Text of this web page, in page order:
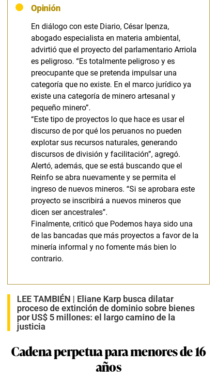
Opinión
En diálogo con este Diario, César Ipenza,
abogado especialista en materia ambiental,
advirtió que el proyecto del parlamentario Arriola
es peligroso. “Es totalmente peligroso y es
preocupante que se pretenda impulsar una
categoría que no existe. En el marco jurídico ya
existe una categoría de minero artesanal y
pequeño minero”.
“Este tipo de proyectos lo que hace es usar el
discurso de por qué los peruanos no pueden
explotar sus recursos naturales, generando
discursos de división y facilitación”, agregó.
Alertó, además, que se está buscando que el
Reinfo se abra nuevamente y se permita el
ingreso de nuevos mineros. “Si se aprobara este
proyecto se inscribirá a nuevos mineros que
dicen ser ancestrales”.
Finalmente, criticó que Podemos haya sido una
de las bancadas que más proyectos a favor de la
minería informal y no fomente más bien lo
contrario.
LEE TAMBIÉN | Eliane Karp busca dilatar
proceso de extinción de dominio sobre bienes
por US$ 5 millones: el largo camino de la
justicia
Cadena perpetua para menores de 16
años